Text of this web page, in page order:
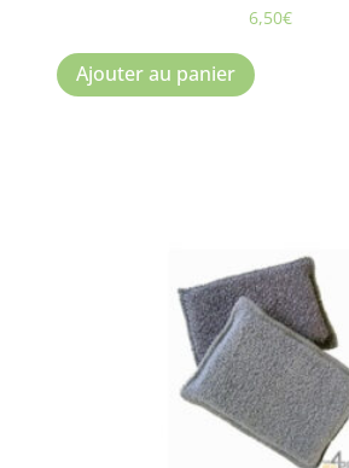
6,50€
Ajouter au panier